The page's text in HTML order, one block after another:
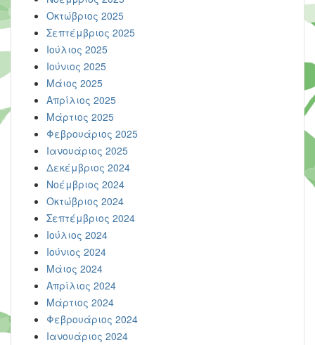
Οκτώβριος 2025
Σεπτέμβριος 2025
Ιούλιος 2025
Ιούνιος 2025
Μάιος 2025
Απρίλιος 2025
Μάρτιος 2025
Φεβρουάριος 2025
Ιανουάριος 2025
Δεκέμβριος 2024
Νοέμβριος 2024
Οκτώβριος 2024
Σεπτέμβριος 2024
Ιούλιος 2024
Ιούνιος 2024
Μάιος 2024
Απρίλιος 2024
Μάρτιος 2024
Φεβρουάριος 2024
Ιανουάριος 2024